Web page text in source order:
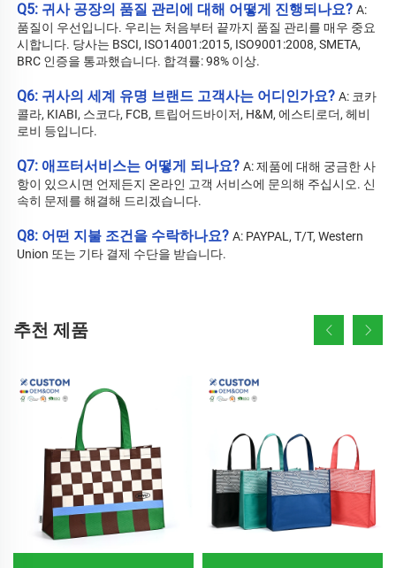
Q5: 귀사 공장의 품질 관리에 대해 어떻게 진행되나요? A:
품질이 우선입니다. 우리는 처음부터 끝까지 품질 관리를 매우 중요
시합니다. 당사는 BSCI, ISO14001:2015, ISO9001:2008, SMETA,
BRC 인증을 통과했습니다. 합격률: 98% 이상.
Q6: 귀사의 세계 유명 브랜드 고객사는 어디인가요? A: 코카
콜라, KIABI, 스코다, FCB, 트립어드바이저, H&M, 에스티로더, 헤비
로비 등입니다.
Q7: 애프터서비스는 어떻게 되나요? A: 제품에 대해 궁금한 사
항이 있으시면 언제든지 온라인 고객 서비스에 문의해 주십시오. 신
속히 문제를 해결해 드리겠습니다.
Q8: 어떤 지불 조건을 수락하나요? A: PAYPAL, T/T, Western
Union 또는 기타 결제 수단을 받습니다.
추천 제품